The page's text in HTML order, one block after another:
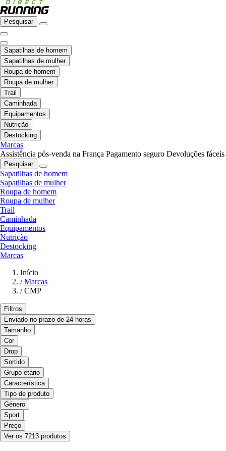
Pesquisar
Sapatilhas de homem
Sapatilhas de mulher
Roupa de homem
Roupa de mulher
Trail
Caminhada
Equipamentos
Nutrição
Destocking
Marcas
Assistência pós-venda na França Pagamento seguro Devoluções fáceis
Pesquisar
Sapatilhas de homem
Sapatilhas de mulher
Roupa de homem
Roupa de mulher
Trail
Caminhada
Equipamentos
Nutrição
Destocking
Marcas
Início
/ Marcas
/ CMP
Filtros
Enviado no prazo de 24 horas
Tamanho
Cor
Drop
Sortido
Grupo etário
Característica
Tipo de produto
Género
Sport
Preço
Ver os 7213 produtos